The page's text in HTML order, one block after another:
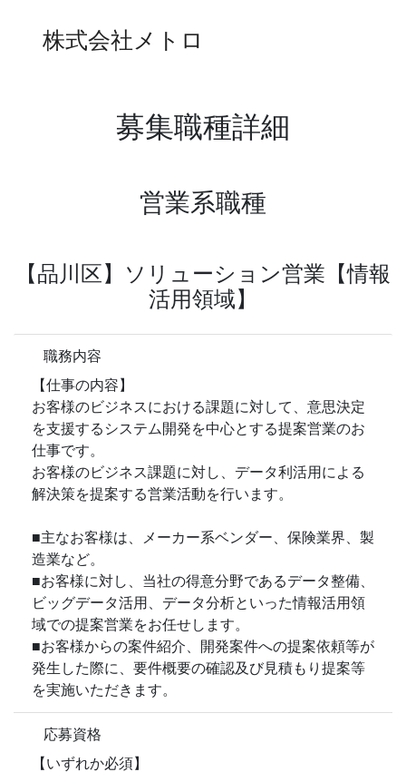
株式会社メトロ
募集職種詳細
営業系職種
【品川区】ソリューション営業【情報
活用領域】
職務内容
【仕事の内容】
お客様のビジネスにおける課題に対して、意思決定
を支援するシステム開発を中心とする提案営業のお
仕事です。
お客様のビジネス課題に対し、データ利活用による
解決策を提案する営業活動を行います。
■主なお客様は、メーカー系ベンダー、保険業界、製
造業など。
■お客様に対し、当社の得意分野であるデータ整備、
ビッグデータ活用、データ分析といった情報活用領
域での提案営業をお任せします。
■お客様からの案件紹介、開発案件への提案依頼等が
発生した際に、要件概要の確認及び見積もり提案等
を実施いただきます。
応募資格
【いずれか必須】